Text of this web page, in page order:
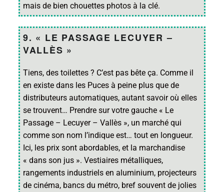
mais de bien chouettes photos à la clé.
9. « LE PASSAGE LECUYER –
VALLÈS »
Tiens, des toilettes ? C’est pas bête ça. Comme il
en existe dans les Puces à peine plus que de
distributeurs automatiques, autant savoir où elles
se trouvent… Prendre sur votre gauche « Le
Passage – Lecuyer – Vallès », un marché qui
comme son nom l’indique est… tout en longueur.
Ici, les prix sont abordables, et la marchandise
« dans son jus ». Vestiaires métalliques,
rangements industriels en aluminium, projecteurs
de cinéma, bancs du métro, bref souvent de jolies